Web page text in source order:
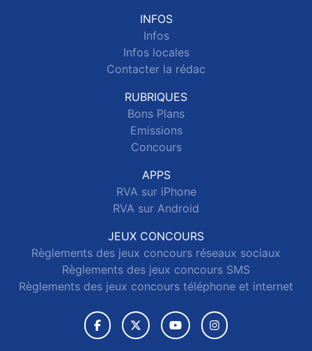
INFOS
Infos
Infos locales
Contacter la rédac
RUBRIQUES
Bons Plans
Emissions
Concours
APPS
RVA sur iPhone
RVA sur Android
JEUX CONCOURS
Règlements des jeux concours réseaux sociaux
Règlements des jeux concours SMS
Règlements des jeux concours téléphone et internet